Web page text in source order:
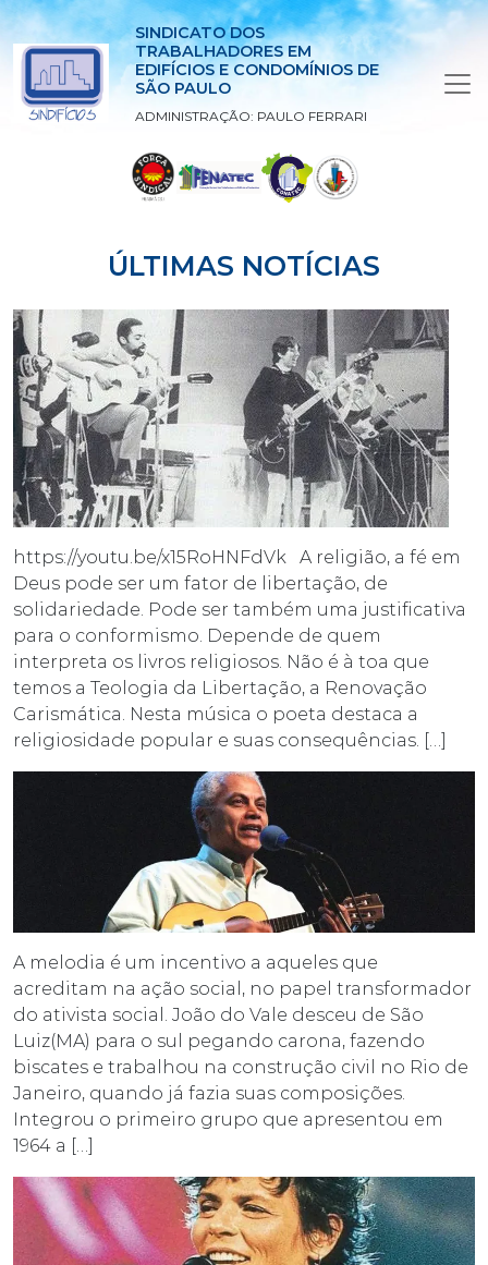
SINDICATO DOS
TRABALHADORES EM
EDIFÍCIOS E CONDOMÍNIOS DE
SÃO PAULO
ADMINISTRAÇÃO: PAULO FERRARI
ÚLTIMAS NOTÍCIAS
https://youtu.be/x15RoHNFdVk A religião, a fé em
Deus pode ser um fator de libertação, de
solidariedade. Pode ser também uma justificativa
para o conformismo. Depende de quem
interpreta os livros religiosos. Não é à toa que
temos a Teologia da Libertação, a Renovação
Carismática. Nesta música o poeta destaca a
religiosidade popular e suas consequências. […]
A melodia é um incentivo a aqueles que
acreditam na ação social, no papel transformador
do ativista social. João do Vale desceu de São
Luiz(MA) para o sul pegando carona, fazendo
biscates e trabalhou na construção civil no Rio de
Janeiro, quando já fazia suas composições.
Integrou o primeiro grupo que apresentou em
1964 a […]